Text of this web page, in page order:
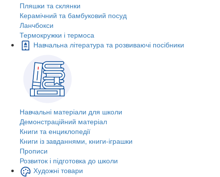
Пляшки та склянки
Керамічний та бамбуковий посуд
Ланчбокси
Термокружки і термоса
Навчальна література та розвиваючі посібники
Навчальні матеріали для школи
Демонстраційний матеріал
Книги та енциклопедії
Книги із завданнями, книги-іграшки
Прописи
Розвиток і підготовка до школи
Художні товари